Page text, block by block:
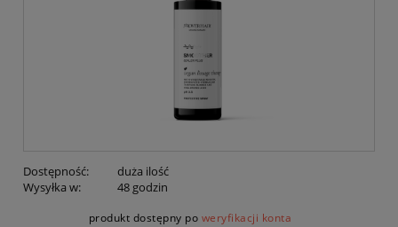
Dostępność:
duża ilość
Wysyłka w:
48 godzin
produkt dostępny po weryfikacji konta